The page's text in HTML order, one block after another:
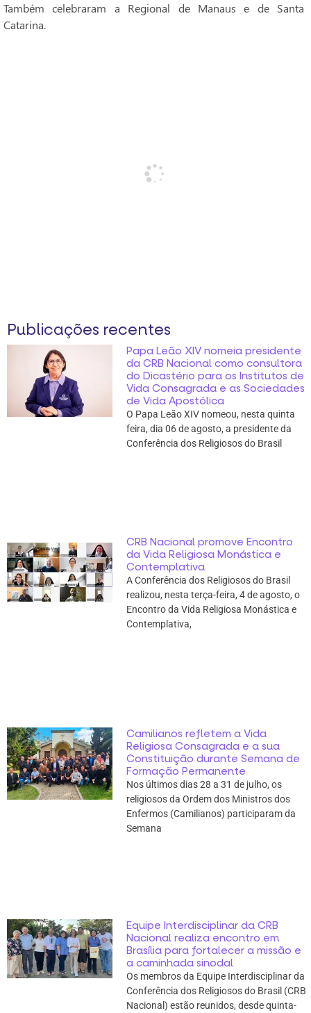
Também celebraram a Regional de Manaus e de Santa
Catarina.
Publicações recentes
Papa Leão XIV nomeia presidente
da CRB Nacional como consultora
do Dicastério para os Institutos de
Vida Consagrada e as Sociedades
de Vida Apostólica
O Papa Leão XIV nomeou, nesta quinta
feira, dia 06 de agosto, a presidente da
Conferência dos Religiosos do Brasil
CRB Nacional promove Encontro
da Vida Religiosa Monástica e
Contemplativa
A Conferência dos Religiosos do Brasil
realizou, nesta terça-feira, 4 de agosto, o
Encontro da Vida Religiosa Monástica e
Contemplativa,
Camilianos refletem a Vida
Religiosa Consagrada e a sua
Constituição durante Semana de
Formação Permanente
Nos últimos dias 28 a 31 de julho, os
religiosos da Ordem dos Ministros dos
Enfermos (Camilianos) participaram da
Semana
Equipe Interdisciplinar da CRB
Nacional realiza encontro em
Brasília para fortalecer a missão e
a caminhada sinodal
Os membros da Equipe Interdisciplinar da
Conferência dos Religiosos do Brasil (CRB
Nacional) estão reunidos, desde quinta-